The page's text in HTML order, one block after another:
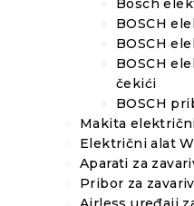
Bosch
BOSCH
BOSCH
BOSCH
čekići
BOSCH
Makita
Električni alat
Aparati za
Pribor za